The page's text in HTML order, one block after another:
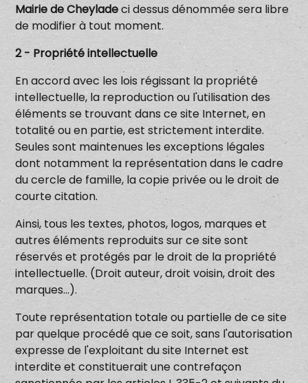
Mairie de Cheyladeci dessus dénommée sera libre
de modifier à tout moment.
2 - Propriété intellectuelle
En accord avec les lois régissant la propriété
intellectuelle, la reproduction ou l'utilisation des
éléments se trouvant dans ce site Internet, en
totalité ou en partie, est strictement interdite.
Seules sont maintenues les exceptions légales
dont notamment la représentation dans le cadre
du cercle de famille, la copie privée ou le droit de
courte citation.
Ainsi, tous les textes, photos, logos, marques et
autres éléments reproduits sur ce site sont
réservés et protégés par le droit de la propriété
intellectuelle. (Droit auteur, droit voisin, droit des
marques…).
Toute représentation totale ou partielle de ce site
par quelque procédé que ce soit, sans l'autorisation
expresse de l'exploitant du site Internet est
interdite et constituerait une contrefaçon